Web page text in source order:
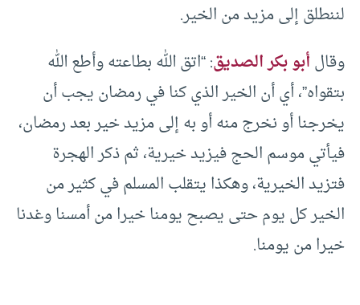
لننطلق إلى مزيد من الخير.
وقالأبو بكر الصديق: “اتق الله بطاعته وأطع الله
بتقواه”، أي أن الخير الذي كنا في رمضان يجب أن
يخرجنا أو نخرج منه أو به إلى مزيد خير بعد رمضان،
فيأتي موسم الحج فيزيد خيرية، ثم ذكر الهجرة
فتزيد الخيرية، وهكذا يتقلب المسلم في كثير من
الخير كل يوم حتى يصبح يومنا خيرا من أمسنا وغدنا
خيرا من يومنا.